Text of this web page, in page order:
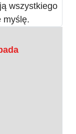
wszystkiego
myślę.